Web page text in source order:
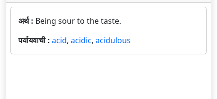
अर्थ : Being sour to the taste.
पर्यायवाची : acid, acidic, acidulous